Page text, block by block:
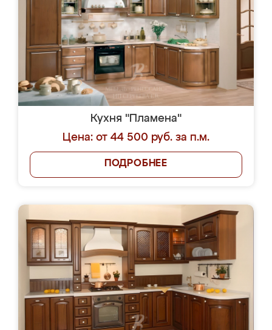
Кухня "Пламена"
Цена: от 44 500 руб. за п.м.
ПОДРОБНЕЕ